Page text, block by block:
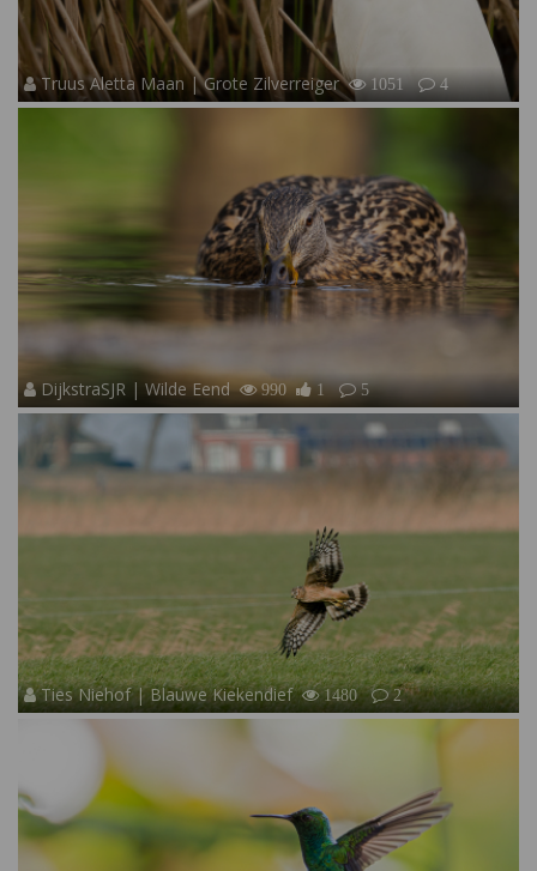
Truus Aletta Maan | Grote Zilverreiger 1051 4
DijkstraSJR | Wilde Eend 990 1 5
Ties Niehof | Blauwe Kiekendief 1480 2